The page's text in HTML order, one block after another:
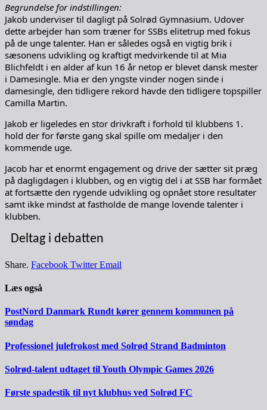
Begrundelse for indstillingen:
Jakob underviser til dagligt på Solrød Gymnasium. Udover
dette arbejder han som træner for SSBs elitetrup med fokus
på de unge talenter. Han er således også en vigtig brik i
sæsonens udvikling og kraftigt medvirkende til at Mia
Blichfeldt i en alder af kun 16 år netop er blevet dansk mester
i Damesingle. Mia er den yngste vinder nogen sinde i
damesingle, den tidligere rekord havde den tidligere topspiller
Camilla Martin.
Jakob er ligeledes en stor drivkraft i forhold til klubbens 1.
hold der for første gang skal spille om medaljer i den
kommende uge.
Jacob har et enormt engagement og drive der sætter sit præg
på dagligdagen i klubben, og en vigtig del i at SSB har formået
at fortsætte den rygende udvikling og opnået store resultater
samt ikke mindst at fastholde de mange lovende talenter i
klubben.
Deltag i debatten
Share. Facebook Twitter Email
Læs også
PostNord Danmark Rundt kører gennem kommunen på
søndag
Professionel julefrokost med Solrød Strand Badminton
Solrød-talent udtaget til Youth Olympic Games 2026
Første spadestik til nyt klubhus ved Solrød FC